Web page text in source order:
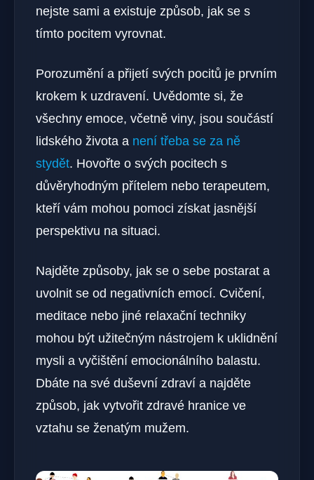
nejste sami a existuje způsob, jak se s
tímto pocitem vyrovnat.
Porozumění a přijetí svých pocitů je prvním
krokem k uzdravení. Uvědomte si, že
všechny emoce, včetně viny, jsou součástí
lidského života a není třeba se za ně
stydět. Hovořte o svých pocitech s
důvěryhodným přítelem nebo terapeutem,
kteří vám mohou pomoci získat jasnější
perspektivu na situaci.
Najděte způsoby, jak se o sebe postarat a
uvolnit se od negativních emocí. Cvičení,
meditace nebo jiné relaxační techniky
mohou být užitečným nástrojem k uklidnění
mysli a vyčištění emocionálního balastu.
Dbáte na své duševní zdraví a najděte
způsob, jak vytvořit zdravé hranice ve
vztahu se ženatým mužem.